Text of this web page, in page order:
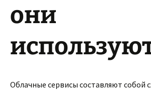
они
Облачные сервисы составляют собой